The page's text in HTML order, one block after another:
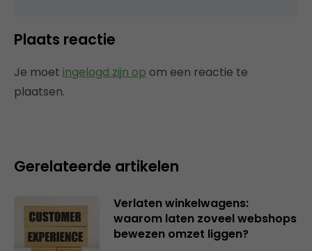
Plaats reactie
Je moet ingelogd zijn op om een reactie te
plaatsen.
Gerelateerde artikelen
Verlaten winkelwagens:
waarom laten zoveel webshops
bewezen omzet liggen?